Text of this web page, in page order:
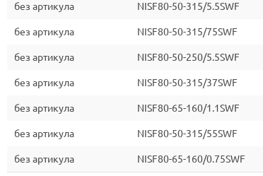
без артикула NISF80-50-315/5.5SWF
без артикула NISF80-50-315/75SWF
без артикула NISF80-50-250/5.5SWF
без артикула NISF80-50-315/37SWF
без артикула NISF80-65-160/1.1SWF
без артикула NISF80-50-315/55SWF
без артикула NISF80-65-160/0.75SWF